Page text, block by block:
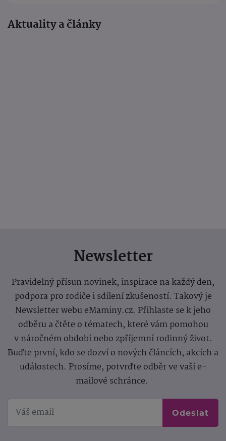
Aktuality a články
Newsletter
Pravidelný přísun novinek, inspirace na každý den,
podpora pro rodiče i sdílení zkušeností. Takový je
Newsletter webu eMaminy.cz. Přihlaste se k jeho
odběru a čtěte o tématech, které vám pomohou
v náročném období nebo zpříjemní rodinný život.
Buďte první, kdo se dozví o nových článcích, akcích a
událostech. Prosíme, potvrďte odběr ve vaší e-
mailové schránce.
Odeslat